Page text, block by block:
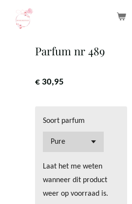
Parfum nr 489
€ 30,95
Soort parfum
Laat het me weten
wanneer dit product
weer op voorraad is.